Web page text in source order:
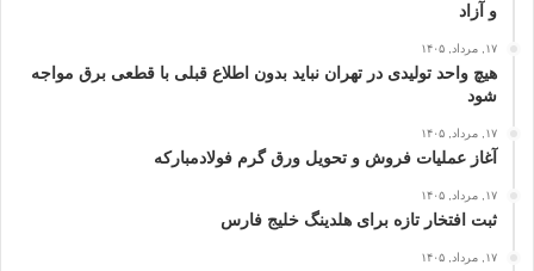
و آزاد
۱۷, مرداد, ۱۴۰۵
هیچ واحد تولیدی در تهران نباید بدون اطلاع قبلی با قطعی برق مواجه
شود
۱۷, مرداد, ۱۴۰۵
آغاز عملیات فروش و تحویل ورق گرم فولادمبارکه
۱۷, مرداد, ۱۴۰۵
ثبت افتخار تازه برای هلدینگ خلیج‌ فارس
۱۷, مرداد, ۱۴۰۵